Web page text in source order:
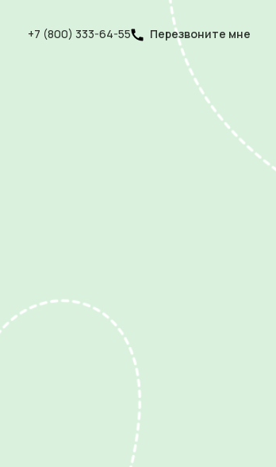
+7 (800) 333-64-55 Перезвоните мне